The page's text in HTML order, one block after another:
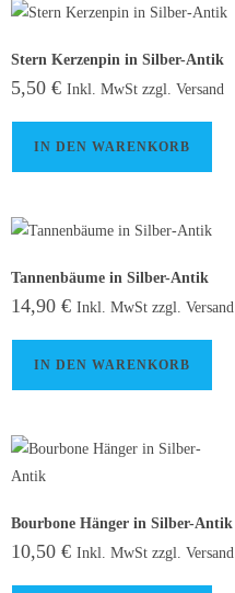
Stern Kerzenpin in Silber-Antik
5,50 € Inkl. MwSt zzgl. Versand
IN DEN WARENKORB
Tannenbäume in Silber-Antik
14,90 € Inkl. MwSt zzgl. Versand
IN DEN WARENKORB
Bourbone Hänger in Silber-Antik
10,50 € Inkl. MwSt zzgl. Versand